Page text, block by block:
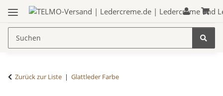
Zurück zur Liste Glattleder Farbe